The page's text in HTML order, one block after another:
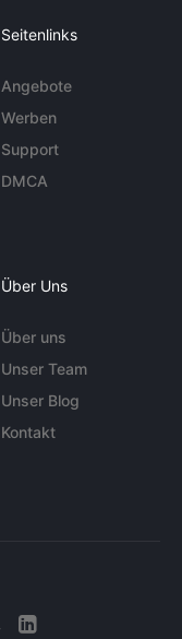
Seitenlinks
Angebote
Werben
Support
DMCA
Über Uns
Über uns
Unser Team
Unser Blog
Kontakt